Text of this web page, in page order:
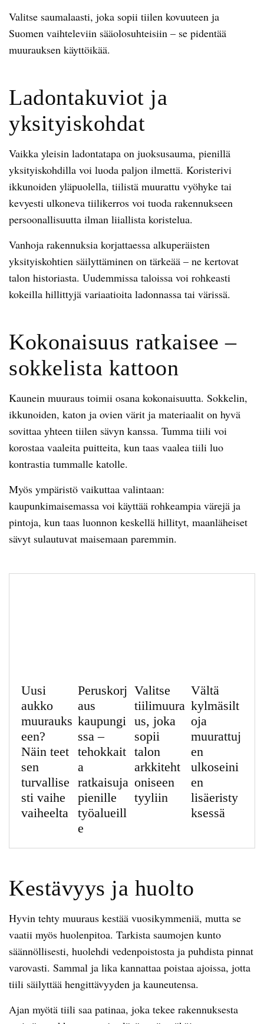
Valitse saumalaasti, joka sopii tiilen kovuuteen ja
Suomen vaihteleviin sääolosuhteisiin – se pidentää
muurauksen käyttöikää.
Ladontakuviot ja
yksityiskohdat
Vaikka yleisin ladontatapa on juoksusauma, pienillä
yksityiskohdilla voi luoda paljon ilmettä. Koristerivi
ikkunoiden yläpuolella, tiilistä muurattu vyöhyke tai
kevyesti ulkoneva tiilikerros voi tuoda rakennukseen
persoonallisuutta ilman liiallista koristelua.
Vanhoja rakennuksia korjattaessa alkuperäisten
yksityiskohtien säilyttäminen on tärkeää – ne kertovat
talon historiasta. Uudemmissa taloissa voi rohkeasti
kokeilla hillittyjä variaatioita ladonnassa tai värissä.
Kokonaisuus ratkaisee –
sokkelista kattoon
Kaunein muuraus toimii osana kokonaisuutta. Sokkelin,
ikkunoiden, katon ja ovien värit ja materiaalit on hyvä
sovittaa yhteen tiilen sävyn kanssa. Tumma tiili voi
korostaa vaaleita puitteita, kun taas vaalea tiili luo
kontrastia tummalle katolle.
Myös ympäristö vaikuttaa valintaan:
kaupunkimaisemassa voi käyttää rohkeampia värejä ja
pintoja, kun taas luonnon keskellä hillityt, maanläheiset
sävyt sulautuvat maisemaan paremmin.
Uusi
aukko
muurauks
een?
Näin teet
sen
turvallise
sti vaihe
vaiheelta
Peruskorj
aus
kaupungi
ssa –
tehokkait
a
ratkaisuja
pienille
työalueill
e
Valitse
tiilimuura
us, joka
sopii
talon
arkkiteht
oniseen
tyyliin
Vältä
kylmäsilt
oja
muurattuj
en
ulkoseini
en
lisäeristy
ksessä
Kestävyys ja huolto
Hyvin tehty muuraus kestää vuosikymmeniä, mutta se
vaatii myös huolenpitoa. Tarkista saumojen kunto
säännöllisesti, huolehdi vedenpoistosta ja puhdista pinnat
varovasti. Sammal ja lika kannattaa poistaa ajoissa, jotta
tiili säilyttää hengittävyyden ja kauneutensa.
Ajan myötä tiili saa patinaa, joka tekee rakennuksesta